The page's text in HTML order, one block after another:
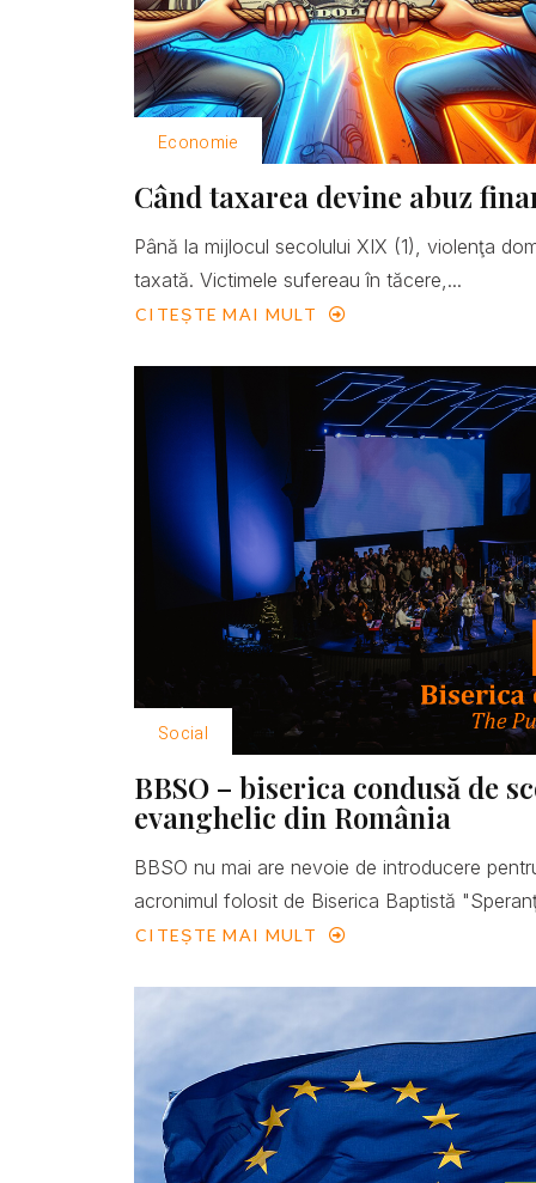
Economie
Când taxarea devine abuz
Până la mijlocul secolului XIX (1), violenţa
taxată. Victimele sufereau în tăcere,...
CITEȘTE MAI MULT
Social
BBSO – biserica condusă de
evanghelic din România
BBSO nu mai are nevoie de introducere
acronimul folosit de Biserica Baptistă
CITEȘTE MAI MULT